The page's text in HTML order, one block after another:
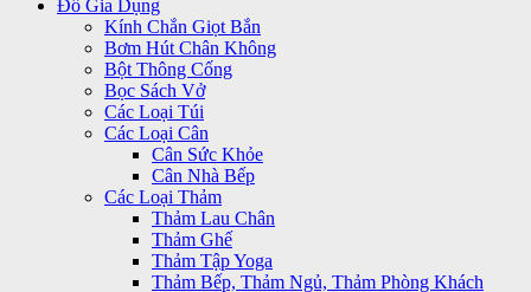
Đồ Gia Dụng
Kính Chắn Giọt Bắn
Bơm Hút Chân Không
Bột Thông Cống
Bọc Sách Vở
Các Loại Túi
Các Loại Cân
Cân Sức Khỏe
Cân Nhà Bếp
Các Loại Thảm
Thảm Lau Chân
Thảm Ghế
Thảm Tập Yoga
Thảm Bếp, Thảm Ngủ, Thảm Phòng Khách